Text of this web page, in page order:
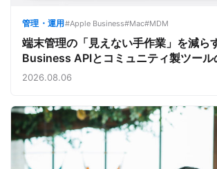
管理・運用#Apple Business#Mac#MDM
端末管理の「見えない手作業」を減
Business APIとコミュニティ製ツール
2026.08.06